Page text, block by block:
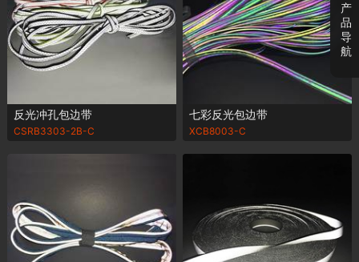
反光冲孔包边带
CSRB3303-2B-C
七彩反光包边带
XCB8003-C
产
品
导
航